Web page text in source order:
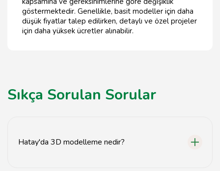
göstermektedir. Genellikle, basit modeller için daha
düşük fiyatlar talep edilirken, detaylı ve özel projeler
için daha yüksek ücretler alınabilir.
Sıkça Sorulan Sorular
Hatay'da 3D modelleme nedir?